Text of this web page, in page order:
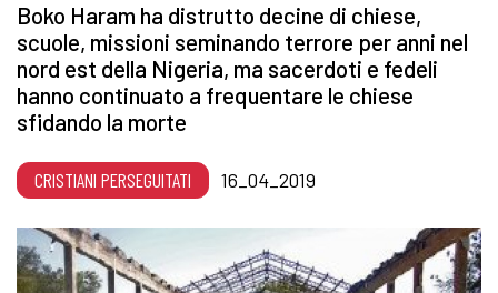
Boko Haram ha distrutto decine di chiese,
scuole, missioni seminando terrore per anni nel
nord est della Nigeria, ma sacerdoti e fedeli
hanno continuato a frequentare le chiese
sfidando la morte
CRISTIANI PERSEGUITATI 16_04_2019